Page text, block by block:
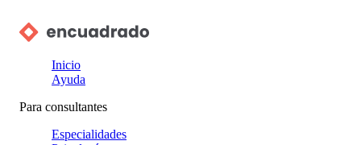
Inicio
Ayuda
Para consultantes
Especialidades